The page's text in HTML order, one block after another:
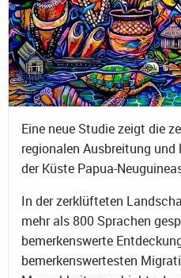
Eine neue Studie zeigt die
regionalen Ausbreitung
der Küste Papua-
In der zerklüfteten
mehr als 800 Sprachen
bemerkenswerte
bemerkenswertesten